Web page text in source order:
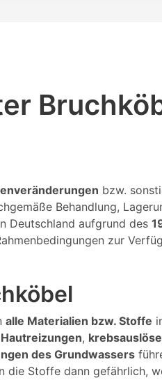
bzw.
Behandlung,
Deutschland aufgrund des
zur
alle Materialien bzw. Stoffe
Hautreizungen,
des Grundwassers
die Stoffe dann gefährlich,